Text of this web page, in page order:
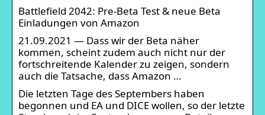
Battlefield 2042: Pre-Beta Test & neue Beta
Einladungen von Amazon
21.09.2021 — Dass wir der Beta näher
kommen, scheint zudem auch nicht nur der
fortschreitende Kalender zu zeigen, sondern
auch die Tatsache, dass Amazon …
Die letzten Tage des Septembers haben
begonnen und EA und DICE wollen, so der letzte